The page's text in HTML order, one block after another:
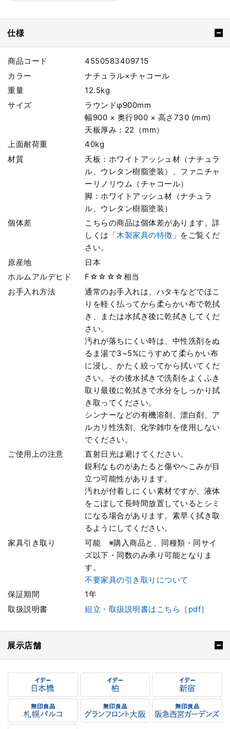
仕様
商品コード
4550583409715
カラー
ナチュラル×チャコール
重量
12.5kg
サイズ
ラウンドφ900mm
幅900 × 奥行900 × 高さ730 (mm)
天板厚み：22（mm）
上面耐荷重
40kg
材質
天板：ホワイトアッシュ材（ナチュラ
ル、ウレタン樹脂塗装）、ファニチャ
ーリノリウム（チャコール）
脚：ホワイトアッシュ材（ナチュラ
ル、ウレタン樹脂塗装）
個体差
こちらの商品は個体差があります。詳
しくは 「木製家具の特徴」 をご覧くだ
さい。
原産地
日本
ホルムアルデヒド
F☆☆☆☆相当
お手入れ方法
通常のお手入れは、ハタキなどでほこ
りを軽く払ってから柔らかい布で乾拭
き、または水拭き後に乾拭きしてくだ
さい。
汚れが落ちにくい時は、中性洗剤をぬ
るま湯で3~5%にうすめて柔らかい布
に浸し、かたく絞ってから拭いてくだ
さい。その後水拭きで洗剤をよくふき
取り最後に乾拭きで水分をしっかり拭
き取ってください。
シンナーなどの有機溶剤、漂白剤、ア
ルカリ性洗剤、化学雑巾を使用しない
でください。
ご使用上の注意
直射日光は避けてください。
鋭利なものがあたると傷やへこみが目
立つ可能性があります。
汚れが付着しにくい素材ですが、液体
をこぼして長時間放置しているとシミ
になる場合があります。素早く拭き取
るようにしてください。
家具引き取り
可能 ※購入商品と、同種類・同サイ
ズ以下・同数のみ承り可能となりま
す。
不要家具の引き取りについて
保証期間
1年
取扱説明書
組立・取扱説明書はこちら［pdf］
展示店舗